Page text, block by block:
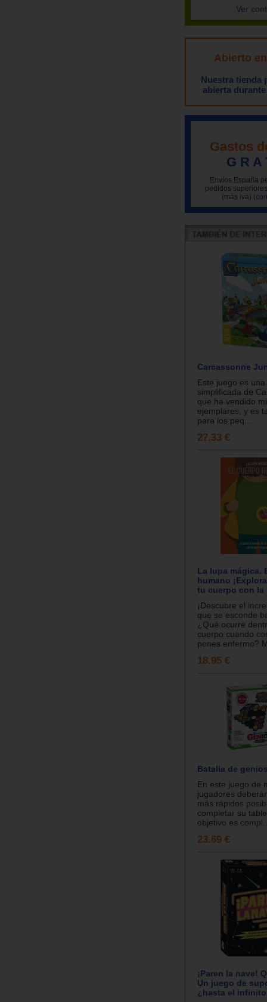
Ver
Abierto
Nuestra tienda
abierta
Gastos
G R A
Envíos España
pedidos
(más iva)
Carcassonne
Este juego es
simplificada de
que ha vendido
ejemplares, y es
para los peq...
27.33 €
La lupa mágica.
humano
tu cuerpo con la
¡Descubre el
que se esconde
¿Qué ocurre
cuerpo cuando
pones enfermo?
18.95 €
Batalla de
En este juego de
jugadores
más rápidos
completar su
objetivo es
23.69 €
¡Paren la nave!
Un juego de
¿hasta el